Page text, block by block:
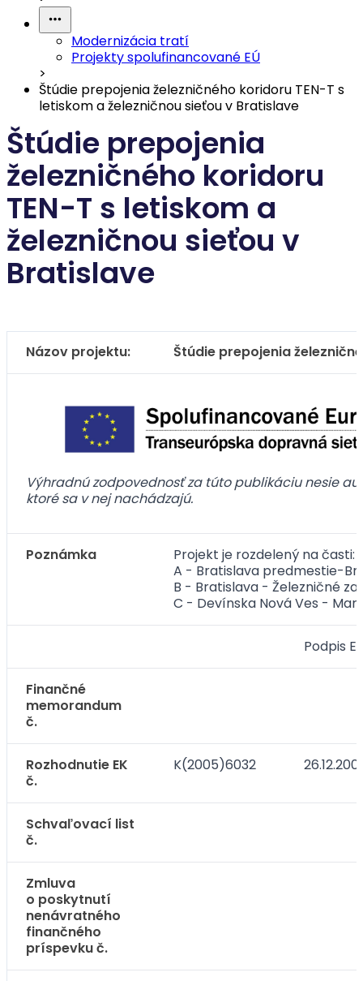
Modernizácia tratí
Projekty spolufinancované EÚ
>
Štúdie prepojenia železničného koridoru TEN-T s
letiskom a železničnou sieťou v Bratislave
Štúdie prepojenia
železničného koridoru
TEN-T s letiskom a
železničnou sieťou v
Bratislave
Názov projektu: Štúdie prepojenia
Výhradnú zodpovednosť za túto publikáciu nesie
ktoré sa v nej nachádzajú.
Poznámka
Projekt je rozdelený na časti:
A - Bratislava predmestie-
B - Bratislava - Železničné
C - Devínska Nová Ves -
Podpis
Finančné
memorandum
č.
Rozhodnutie EK
č.
K(2005)6032
Schvaľovací list
č.
Zmluva
o poskytnutí
nenávratného
finančného
príspevku č.